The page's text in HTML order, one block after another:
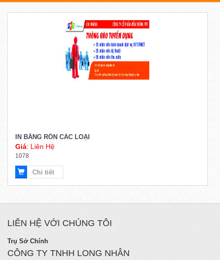
IN BĂNG RÔN CÁC LOẠI
Giá: Liên Hệ
1078
Chi tiết
LIÊN HỆ VỚI CHÚNG TÔI
Trụ Sở Chính
CÔNG TY TNHH LONG NHÂN